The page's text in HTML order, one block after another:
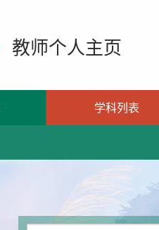
教师个人主页
学科列表